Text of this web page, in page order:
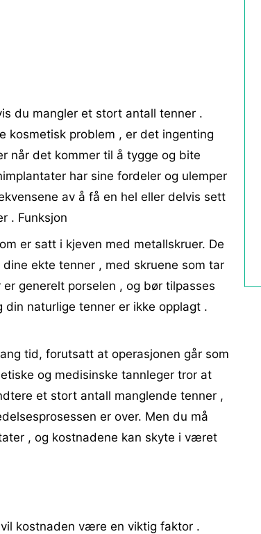
du mangler et stort antall tenner .
kosmetisk problem , er det ingenting
når det kommer til å tygge og bite
har sine fordeler og ulemper
av å få en hel eller delvis sett
. Funksjon
er satt i kjeven med metallskruer. De
ekte tenner , med skruene som tar
generelt porselen , og bør tilpasses
naturlige tenner er ikke opplagt .
tid, forutsatt at operasjonen går som
og medisinske tannleger tror at
et stort antall manglende tenner ,
er over. Men du må
, og kostnadene kan skyte i været
kostnaden være en viktig faktor .